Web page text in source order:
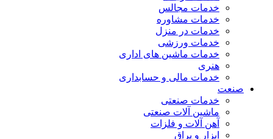
خدمات مجالس
خدمات مشاوره
خدمات در منزل
خدمات ورزشی
خدمات ماشین های اداری
هنری
خدمات مالی و حسابداری
صنعت
خدمات صنعتی
ماشین آلات صنعتی
آهن آلات و فلزات
ابزار و یراق